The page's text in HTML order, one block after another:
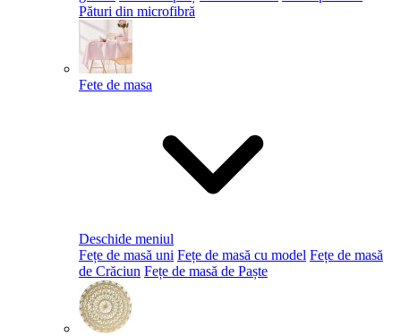
Pături din microfibră
Fete de masa
Deschide meniul
Fețe de masă uni Fețe de masă cu model Fețe de masă
de Crăciun Fețe de masă de Paște​